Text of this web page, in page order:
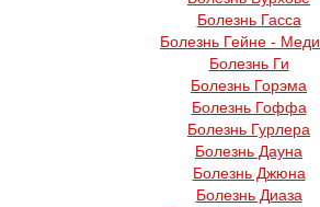
Болезнь Гасса
Болезнь Гейне -
Болезнь Ги
Болезнь Горэма
Болезнь Гоффа
Болезнь Гурлера
Болезнь Дауна
Болезнь Джюна
Болезнь Диаза